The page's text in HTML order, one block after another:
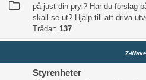
på just din pryl? Har du förslag
skall se ut? Hjälp till att driva
Trådar: 137
Z-Wave
Styrenheter